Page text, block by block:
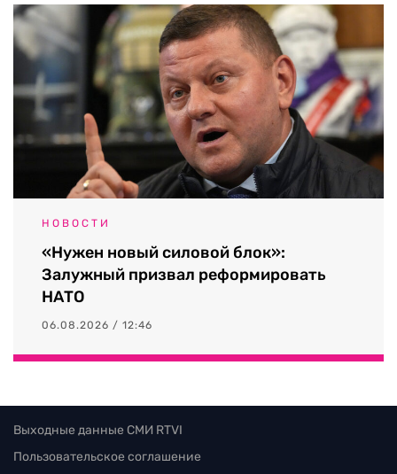
НОВОСТИ
«Нужен новый силовой блок»:
Залужный призвал реформировать
НАТО
06.08.2026 / 12:46
Выходные данные СМИ RTVI
Пользовательское соглашение